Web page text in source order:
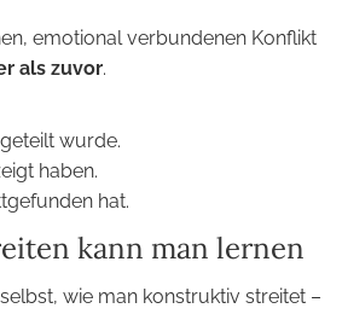
emotional verbundenen Konflikt
als zuvor.
wurde.
haben.
hat.
kann man lernen
wie man konstruktiv streitet –